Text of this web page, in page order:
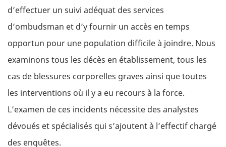
d’effectuer un suivi adéquat des services
d’ombudsman et d’y fournir un accès en temps
opportun pour une population difficile à joindre. Nous
examinons tous les décès en établissement, tous les
cas de blessures corporelles graves ainsi que toutes
les interventions où il y a eu recours à la force.
L’examen de ces incidents nécessite des analystes
dévoués et spécialisés qui s’ajoutent à l’effectif chargé
des enquêtes.